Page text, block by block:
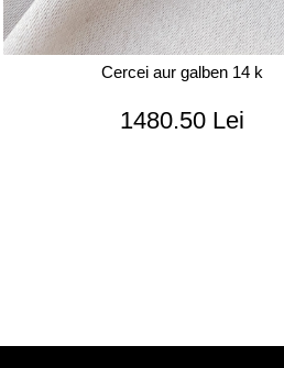
Cercei aur galben 14 k
1480.50 Lei